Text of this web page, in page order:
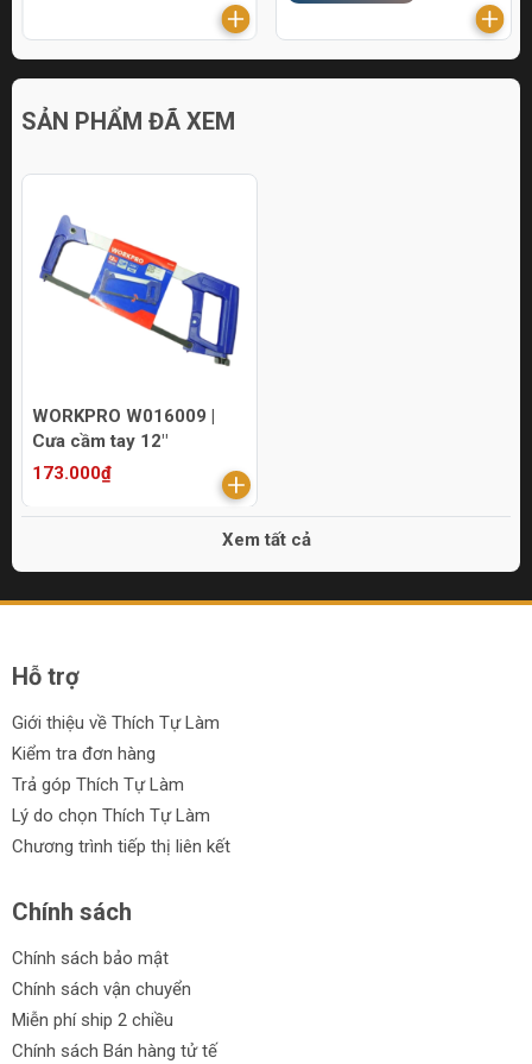
SẢN PHẨM ĐÃ XEM
WORKPRO W016009 |
Cưa cầm tay 12"
173.000₫
Xem tất cả
Hỗ trợ
Giới thiệu về Thích Tự Làm
Kiểm tra đơn hàng
Trả góp Thích Tự Làm
Lý do chọn Thích Tự Làm
Chương trình tiếp thị liên kết
Chính sách
Chính sách bảo mật
Chính sách vận chuyển
Miễn phí ship 2 chiều
Chính sách Bán hàng tử tế